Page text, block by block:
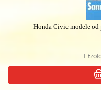
Honda Civic modele od